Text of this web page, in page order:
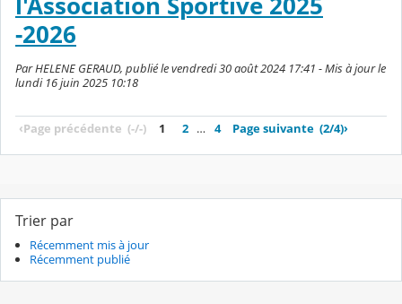
-2026
Par HELENE GERAUD, publié le vendredi 30 août 2024 17:41 - Mis à jour le
lundi 16 juin 2025 10:18
‹Page précédente (-/-) 1 2 … 4 Page suivante (2/4)›
Trier par
Récemment mis à jour
Récemment publié